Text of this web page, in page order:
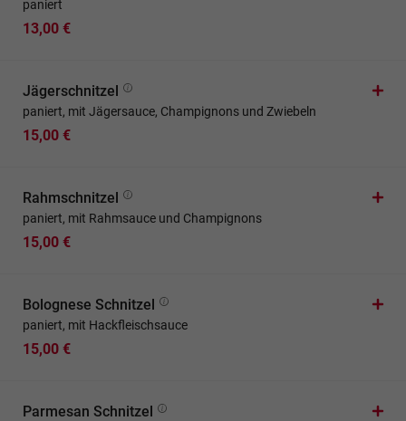
paniert
13,00 €
Jägerschnitzel
paniert, mit Jägersauce, Champignons und Zwiebeln
15,00 €
Rahmschnitzel
paniert, mit Rahmsauce und Champignons
15,00 €
Bolognese Schnitzel
paniert, mit Hackfleischsauce
15,00 €
Parmesan Schnitzel